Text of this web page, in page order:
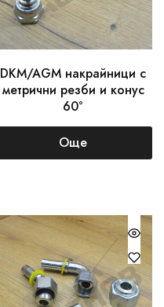
DKM/AGM накрайници с
метрични резби и конус
60°
Още